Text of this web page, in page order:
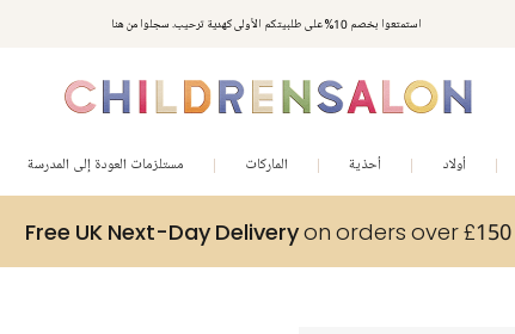
استمتعوا بخصم 10% على طلبيتكم الأولى كهدية ترحيب. سجلوا من هنا
أولاد أحذية الماركات مستلزمات العودة إلى المدرسة
Free UK Next-Day Deliveryon orders over £150